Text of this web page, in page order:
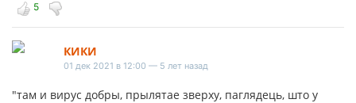
5
КИКИ
01 дек 2021 в 12:00 — 5 лет назад
"там и вирус добры, прылятае зверху, паглядець, што у